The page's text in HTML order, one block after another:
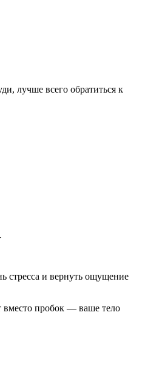
лучше всего обратиться к
стресса и вернуть ощущение
вместо пробок — ваше тело